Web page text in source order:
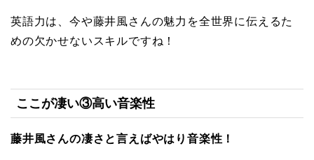
英語力は、今や藤井風さんの魅力を全世界に伝えるた
めの欠かせないスキルですね！
ここが凄い③高い音楽性
藤井風さんの凄さと言えばやはり音楽性！